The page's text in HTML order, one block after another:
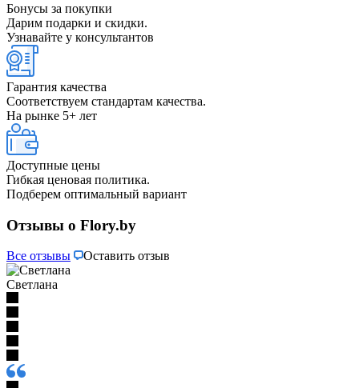
Бонусы за покупки
Дарим подарки и скидки.
Узнавайте у консультантов
Гарантия качества
Соответствуем стандартам качества.
На рынке 5+ лет
Доступные цены
Гибкая ценовая политика.
Подберем оптимальный вариант
Отзывы о Flory.by
Все отзывы Оставить отзыв
Светлана